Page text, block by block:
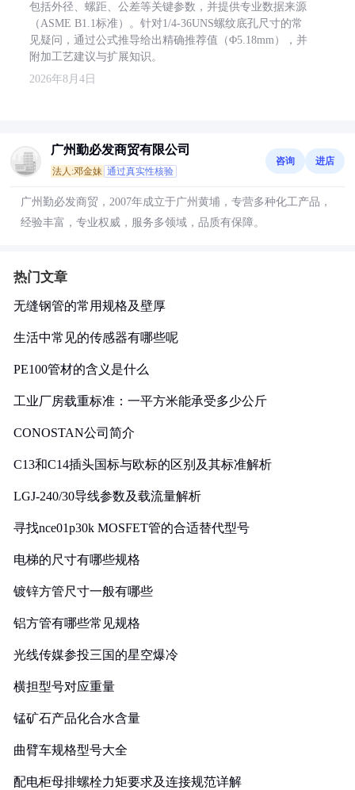
包括外径、螺距、公差等关键参数，并提供专业数据来源
（ASME B1.1标准）。针对1/4-36UNS螺纹底孔尺寸的常
见疑问，通过公式推导给出精确推荐值（Φ5.18mm），并
附加工艺建议与扩展知识。
2026年8月4日
广州勤必发商贸有限公司
法人:邓金妹 通过真实性核验
咨询 进店
广州勤必发商贸，2007年成立于广州黄埔，专营多种化工产品，
经验丰富，专业权威，服务多领域，品质有保障。
热门文章
无缝钢管的常用规格及壁厚
生活中常见的传感器有哪些呢
PE100管材的含义是什么
工业厂房载重标准：一平方米能承受多少公斤
CONOSTAN公司简介
C13和C14插头国标与欧标的区别及其标准解析
LGJ-240/30导线参数及载流量解析
寻找nce01p30k MOSFET管的合适替代型号
电梯的尺寸有哪些规格
镀锌方管尺寸一般有哪些
铝方管有哪些常见规格
光线传媒参投三国的星空爆冷
横担型号对应重量
锰矿石产品化合水含量
曲臂车规格型号大全
配电柜母排螺栓力矩要求及连接规范详解